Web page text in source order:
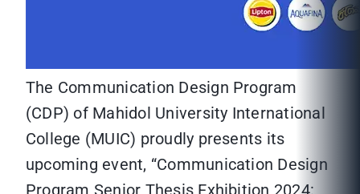
The Communication Design Program
(CDP) of Mahidol University International
College (MUIC) proudly presents its
upcoming event, “Communication Design